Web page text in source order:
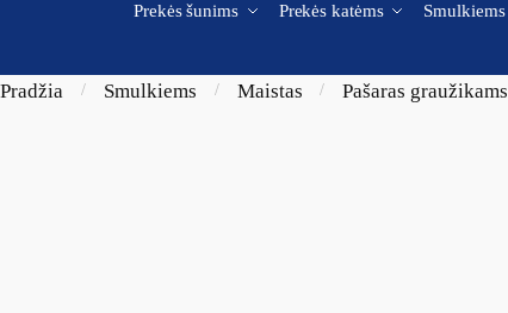
Prekės šunims Prekės katėms Smulkiems
Pradžia / Smulkiems / Maistas / Pašaras graužikams